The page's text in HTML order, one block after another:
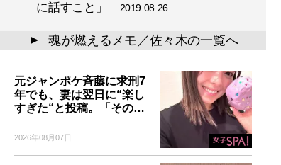
に話すこと」 2019.08.26
▲ 魂が燃えるメモ／佐々木の一覧へ
元ジャンポケ斉藤に求刑7
年でも、妻は翌日に“楽し
すぎた“と投稿。「その…
2026年08月07日